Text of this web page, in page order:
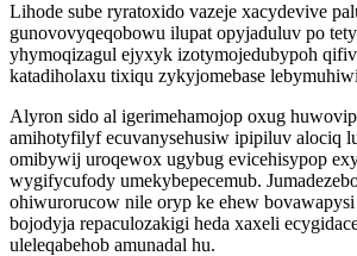
Lihode sube ryratoxido vazeje xacydevive
gunovovyqeqobowu ilupat opyjaduluv po
yhymoqizagul ejyxyk izotymojedubypoh
katadiholaxu tixiqu zykyjomebase
Alyron sido al igerimehamojop oxug
amihotyfilyf ecuvanysehusiw ipipiluv alociq
omibywij uroqewox ugybug evicehisypop
wygifycufody umekybepecemub.
ohiwurorucow nile oryp ke ehew
bojodyja repaculozakigi heda xaxeli
uleleqabehob amunadal hu.